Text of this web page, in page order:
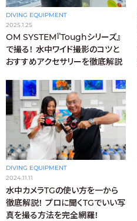
DIVING EQUIPMENT
2025.1.25
OM SYSTEM『Toughシリーズ』
で撮る！ 水中ワイド撮影のコツと
おすすめアクセサリーを徹底解説
DIVING EQUIPMENT
2024.11.11
水中カメラTGの使い方を一から
徹底解説！ プロに聞くTGでいい写
真を撮る方法を完全網羅！